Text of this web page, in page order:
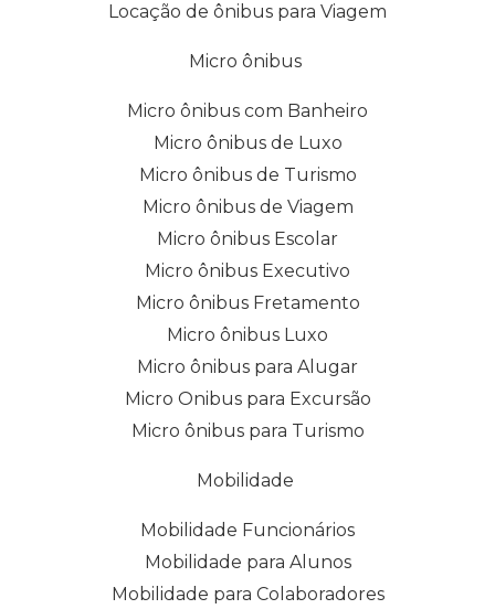
Locação de ônibus para Viagem
Micro ônibus
Micro ônibus com Banheiro
Micro ônibus de Luxo
Micro ônibus de Turismo
Micro ônibus de Viagem
Micro ônibus Escolar
Micro ônibus Executivo
Micro ônibus Fretamento
Micro ônibus Luxo
Micro ônibus para Alugar
Micro Onibus para Excursão
Micro ônibus para Turismo
Mobilidade
Mobilidade Funcionários
Mobilidade para Alunos
Mobilidade para Colaboradores